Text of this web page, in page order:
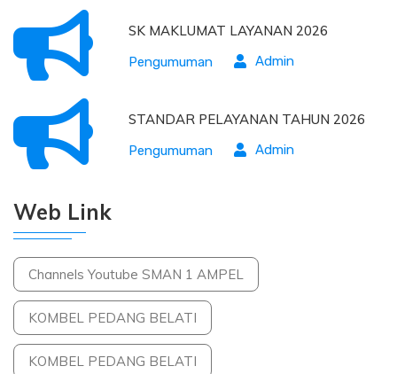
SK MAKLUMAT LAYANAN 2026
Pengumuman Admin
STANDAR PELAYANAN TAHUN 2026
Pengumuman Admin
Web Link
Channels Youtube SMAN 1 AMPEL
KOMBEL PEDANG BELATI
KOMBEL PEDANG BELATI